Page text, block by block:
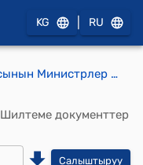
KG RU
Кыргыз Республикасынын Министрлер Кабинетинин 2024-жылдын 27-февралы № 82 "Кыргыз Республикасынын Өкмөтүнүн 2016-жылдын 3-октябрындагы № 523 "Ойлоп табууларды, пайдалуу моделдерди, өнөр жай үлгүлөрүн, селекциялык жетишкендиктерди патенттөө, товардык белгилерди, тейлөө белгилерин, товардын чыккан жерлеринин аталыштарын каттоо, товардын чыккан жерлеринин аталыштарын каттоо, товарлардын чыккан жерлеринин аталыштарын пайдалануу укугун берүү жана патенттик ишенимдүү өкүлдөрүн каттоо үчүн алымдар жөнүндө жобону бекитүү тууралуу" токтомуна өзгөртүүлөрдү киргизүү жөнүндө" токтому
Шилтеме документтер
Салыштыруу